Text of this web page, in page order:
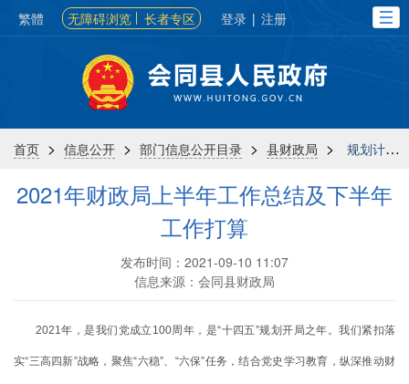
繁體 无障碍浏览 长者专区 登录 | 注册
首页 > 信息公开 > 部门信息公开目录 > 县财政局 > 规划计划
2021年财政局上半年工作总结及下半年
工作打算
发布时间：2021-09-10 11:07
信息来源：会同县财政局
2021年，是我们党成立100周年，是“十四五”规划开局之年。我们紧扣落
实“三高四新”战略，聚焦“六稳”、“六保”任务，结合党史学习教育，纵深推动财